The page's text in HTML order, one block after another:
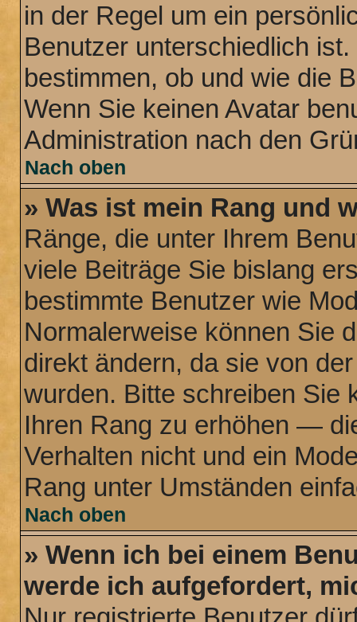
in der Regel um ein
Benutzer unterschiedlich
bestimmen, ob und wie die
Wenn Sie keinen Avatar
Administration nach den
Nach oben
» Was ist mein Rang und
Ränge, die unter Ihrem
viele Beiträge Sie bislang
bestimmte Benutzer wie
Normalerweise können Sie
direkt ändern, da sie von
wurden. Bitte schreiben Sie
Ihren Rang zu erhöhen —
Verhalten nicht und ein
Rang unter Umständen
Nach oben
» Wenn ich bei einem
werde ich aufgefordert,